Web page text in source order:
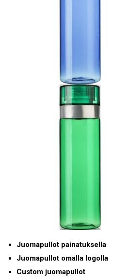
Juomapullot painatuksella
Juomapullot omalla logolla
Custom juomapullot